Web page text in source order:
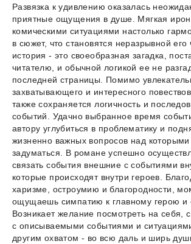
Развязка к удивлению оказалась
приятные ощущения в душе. Мягкая
комическими ситуациями настолько
в сюжет, что становятся неразрывной
история - это своеобразная загадка,
читателю, и обычной логикой ее не
последней страницы. Помимо
захватывающего и интересного
также сохраняется логичность и
событий. Удачно выбранное время
автору углубиться в проблематику и
жизненно важных вопросов над которыми
задуматься. В романе успешно
связать события внешние с событиями
которые происходят внутри героев.
харизме, остроумию и благородности,
ощущаешь симпатию к главному герою и
Возникает желание посмотреть на себя,
с описываемыми событиями и
другим охватом - во всю даль и ширь